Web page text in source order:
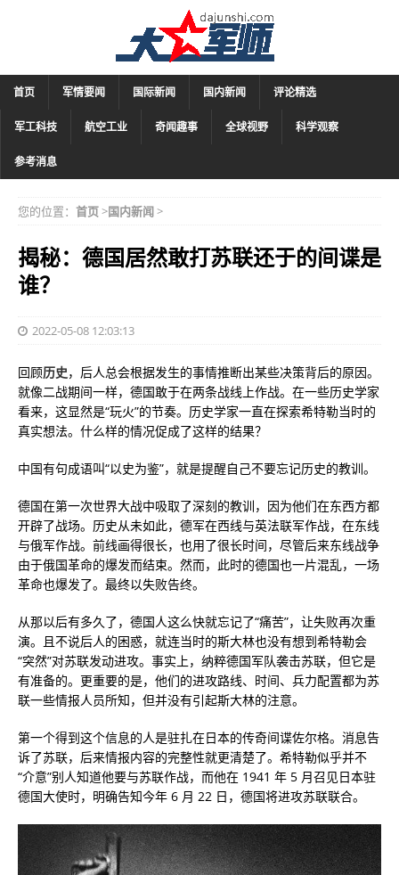
首页 军情要闻 国际新闻 国内新闻 评论精选
军工科技 航空工业 奇闻趣事 全球视野 科学观察
参考消息
您的位置： 首页>国内新闻>
揭秘：德国居然敢打苏联还于的间谍是
谁？
2022-05-08 12:03:13
回顾历史，后人总会根据发生的事情推断出某些决策背后的原因。
就像二战期间一样，德国敢于在两条战线上作战。在一些历史学家
看来，这显然是“玩火”的节奏。历史学家一直在探索希特勒当时的
真实想法。什么样的情况促成了这样的结果？
中国有句成语叫“以史为鉴”，就是提醒自己不要忘记历史的教训。
德国在第一​​次世界大战中吸取了深刻的教训，因为他们在东西方都
开辟了战场。历史从未如此，德军在西线与英法联军作战，在东线
与俄军作战。前线画得很长，也用了很长时间，尽管后来东线战争
由于俄国革命的爆发而结束。然而，此时的德国也一片混乱，一场
革命也爆发了。最终以失败告终。
从那以后有多久了，德国人这么快就忘记了“痛苦”，让失败再次重
演。且不说后人的困惑，就连当时的斯大林也没有想到希特勒会
“突然”对苏联发动进攻。事实上，纳粹德国军队袭击苏联，但它是
有准备的。更重要的是，他们的进攻路线、时间、兵力配置都为苏
联一些情报人员所知，但并没有引起斯大林的注意。
第一个得到这个信息的人是驻扎在日本的传奇间谍佐尔格。消息告
诉了苏联，后来情报内容的完整性就更清楚了。希特勒似乎并不
“介意”别人知道他要与苏联作战，而他在 1941 年 5 月召见日本驻
德国大使时，明确告知今年 6 月 22 日，德国将进攻苏联联合。